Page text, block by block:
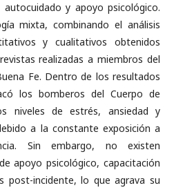
y apoyo psicológico.
mixta, combinando el análisis
y cualitativos obtenidos
realizadas a miembros del
Fe. Dentro de los resultados
los bomberos del Cuerpo de
niveles de estrés, ansiedad y
a la constante exposición a
Sin embargo, no existen
apoyo psicológico, capacitación
post-incidente, lo que agrava su